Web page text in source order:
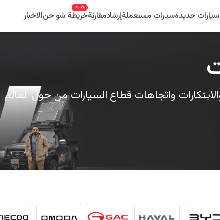
سيارات جديدةسيارات مستعملةإرشادمقارنةخريطة شواحن
جديد
الاخبار
واتجاهات قطاع السيارات من حول العالم